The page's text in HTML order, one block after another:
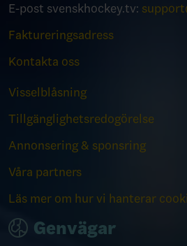
E-post svenskhockey.tv:
Faktureringsadress
Kontakta oss
Visselblåsning
Tillgänglighetsredogörelse
Annonsering & sponsring
Våra partners
Läs mer om hur vi hanterar
Genvägar